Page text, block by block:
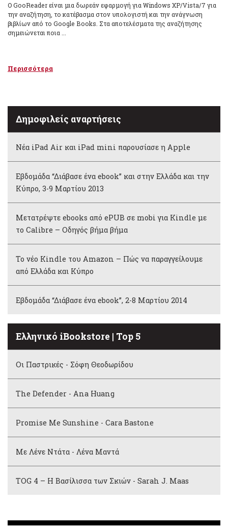
Ο GooReader είναι μια δωρεάν εφαρμογή για Windows XP/Vista/7 για
την αναζήτηση, το κατέβασμα στον υπολογιστή και την ανάγνωση
βιβλίων από το Google Books. Στα αποτελέσματα της αναζήτησης
σημειώνεται ποια ...
Περισσότερα
Δημοφιλείς αναρτήσεις
Νέα iPad Air και iPad mini παρουσίασε η Apple
Εβδομάδα “Διάβασε ένα ebook” και στην Ελλάδα και την
Κύπρο, 3-9 Μαρτίου 2013
Μετατρέψτε ebooks από ePUB σε mobi για Kindle με
το Calibre – Οδηγός βήμα βήμα
Το νέο Kindle του Amazon – Πώς να παραγγείλουμε
από Ελλάδα και Κύπρο
Εβδομάδα “Διάβασε ένα ebook”, 2-8 Μαρτίου 2014
Ελληνικό iBookstore | Top 5
Οι Παστρικές - Σόφη Θεοδωρίδου
The Defender - Ana Huang
Promise Me Sunshine - Cara Bastone
Με Λένε Ντάτα - Λένα Μαντά
TOG 4 – Η Βασίλισσα των Σκιών - Sarah J. Maas